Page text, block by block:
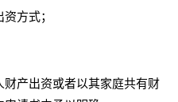
方式；
产出资或者以其家庭共有财